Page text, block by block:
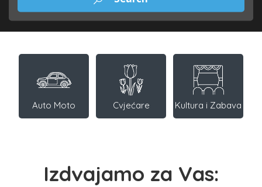
Auto Moto Cvjećare Kultura i Zabava
Izdvajamo za Vas: